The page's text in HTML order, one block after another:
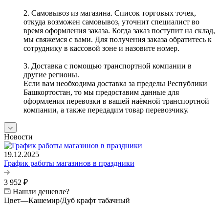
2. Самовывоз из магазина. Список торговых точек,
откуда возможен самовывоз, уточнит специалист во
время оформления заказа. Когда заказ поступит на склад,
мы свяжемся с вами. Для получения заказа обратитесь к
сотруднику в кассовой зоне и назовите номер.
3. Доставка с помощью транспортной компании в
другие регионы.
Если вам необходима доставка за пределы Республики
Башкортостан, то мы предоставим данные для
оформления перевозки в вашей наёмной транспортной
компании, а также передадим товар перевозчику.
Новости
19.12.2025
График работы магазинов в праздники
3 952 ₽
Нашли дешевле?
Цвет—Кашемир/Дуб крафт табачный